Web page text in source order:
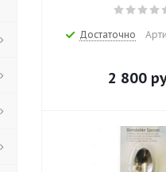
Достаточно
2 800